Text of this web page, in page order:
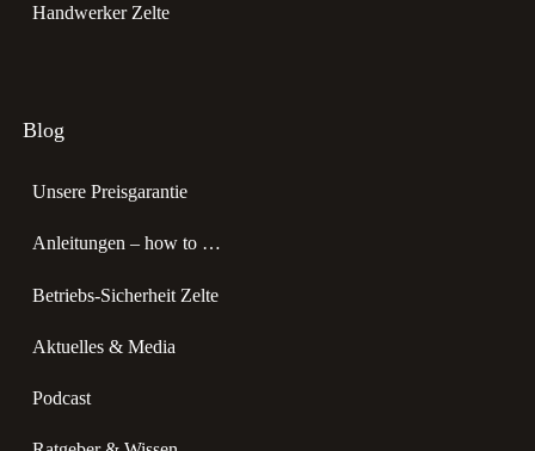
Handwerker Zelte
Blog
Unsere Preisgarantie
Anleitungen – how to …
Betriebs-Sicherheit Zelte
Aktuelles & Media
Podcast